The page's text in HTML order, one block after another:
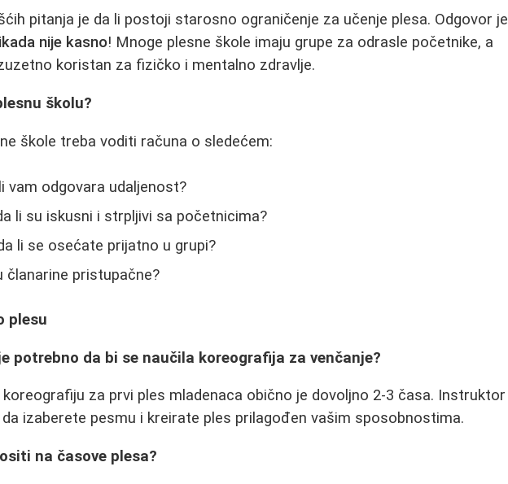
pitanja je da li postoji starosno ograničenje za učenje plesa. Odgovor je
nije kasno! Mnoge plesne škole imaju grupe za odrasle početnike, a
koristan za fizičko i mentalno zdravlje.
školu?
škole treba voditi računa o sledećem:
vam odgovara udaljenost?
li su iskusni i strpljivi sa početnicima?
li se osećate prijatno u grupi?
članarine pristupačne?
plesu
potrebno da bi se naučila koreografija za venčanje?
za prvi ples mladenaca obično je dovoljno 2-3 časa. Instruktor
izaberete pesmu i kreirate ples prilagođen vašim sposobnostima.
na časove plesa?